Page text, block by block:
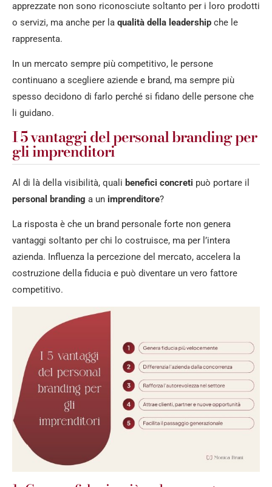
apprezzate non sono riconosciute soltanto per i loro prodotti
o servizi, ma anche per la qualità della leadership che le
rappresenta.
In un mercato sempre più competitivo, le persone
continuano a scegliere aziende e brand, ma sempre più
spesso decidono di farlo perché si fidano delle persone che
li guidano.
I 5 vantaggi del personal branding per
gli imprenditori
Al di là della visibilità, quali benefici concreti può portare il
personal branding a un imprenditore?
La risposta è che un brand personale forte non genera
vantaggi soltanto per chi lo costruisce, ma per l’intera
azienda. Influenza la percezione del mercato, accelera la
costruzione della fiducia e può diventare un vero fattore
competitivo.